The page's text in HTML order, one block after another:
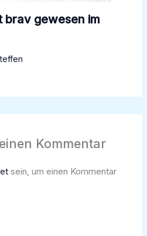
brav gewesen im
Kommentar
sein, um einen Kommentar